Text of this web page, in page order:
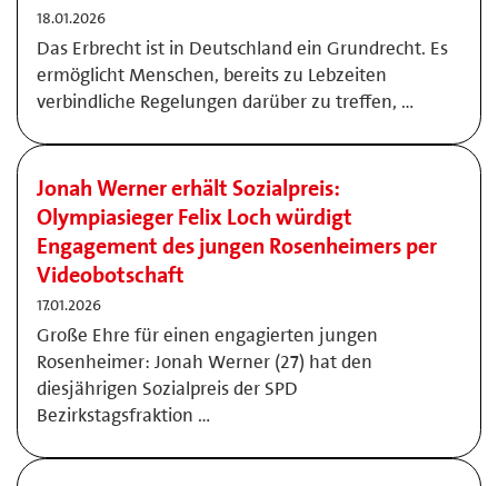
18.01.2026
Das Erbrecht ist in Deutschland ein Grundrecht. Es
ermöglicht Menschen, bereits zu Lebzeiten
verbindliche Regelungen darüber zu treffen, …
Jonah Werner erhält Sozialpreis:
Olympiasieger Felix Loch würdigt
Engagement des jungen Rosenheimers per
Videobotschaft
17.01.2026
Große Ehre für einen engagierten jungen
Rosenheimer: Jonah Werner (27) hat den
diesjährigen Sozialpreis der SPD
Bezirkstagsfraktion …